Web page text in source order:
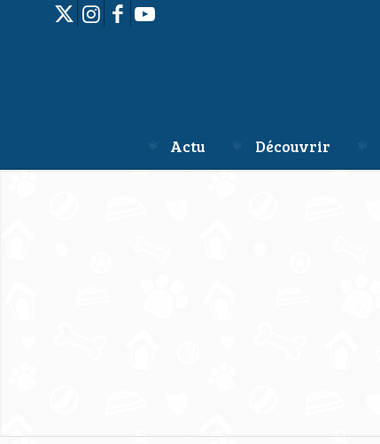
Actu Découvrir